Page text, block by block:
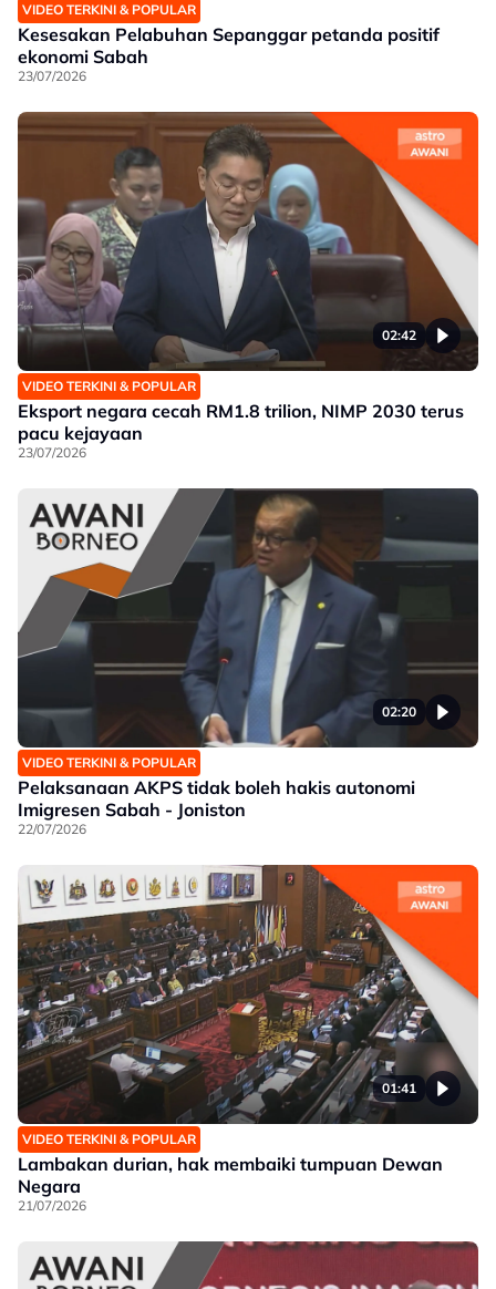
VIDEO TERKINI & POPULAR
Kesesakan Pelabuhan Sepanggar petanda positif
ekonomi Sabah
23/07/2026
02:42
VIDEO TERKINI & POPULAR
Eksport negara cecah RM1.8 trilion, NIMP 2030 terus
pacu kejayaan
23/07/2026
02:20
VIDEO TERKINI & POPULAR
Pelaksanaan AKPS tidak boleh hakis autonomi
Imigresen Sabah - Joniston
22/07/2026
01:41
VIDEO TERKINI & POPULAR
Lambakan durian, hak membaiki tumpuan Dewan
Negara
21/07/2026